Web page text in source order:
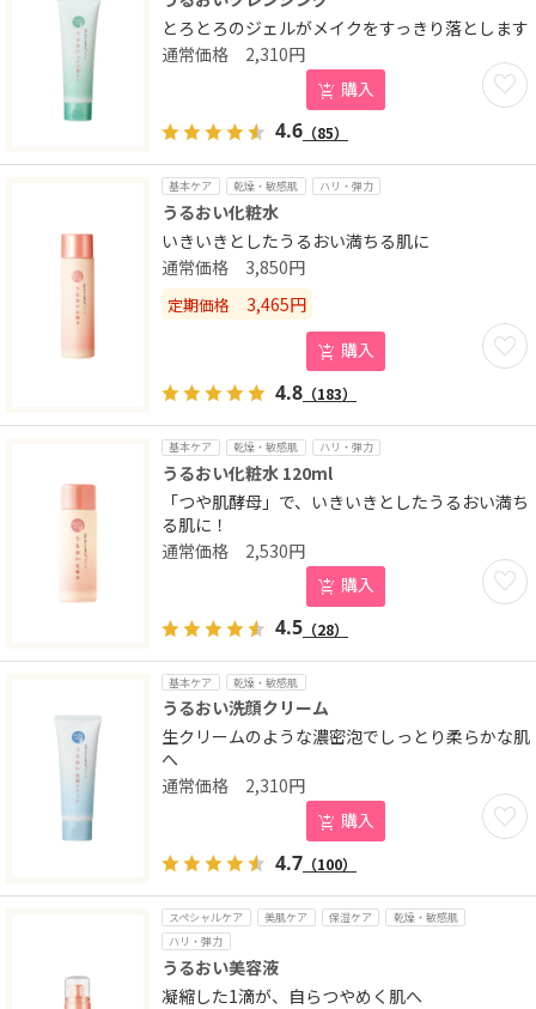
とろとろのジェルがメイクをすっきり落とします
お気
2,310円
購入
4.6 （85）
基本ケア 乾燥・敏感肌 ハリ・弾力
うるおい化粧水
いきいきとしたうるおい満ちる肌に
お気
3,850円
定期価格 3,465円
購入
4.8 （183）
基本ケア 乾燥・敏感肌 ハリ・弾力
うるおい化粧水 120ml
「つや肌酵母」で、いきいきとしたうるおい満ち
る肌に！
お気
2,530円
購入
4.5 （28）
基本ケア 乾燥・敏感肌
うるおい洗顔クリーム
生クリームのような濃密泡でしっとり柔らかな肌
へ
お気
2,310円
購入
4.7 （100）
スペシャルケア 美肌ケア 保湿ケア
乾燥・敏感肌
ハリ・弾力
うるおい美容液
凝縮した1滴が、自らつやめく肌へ